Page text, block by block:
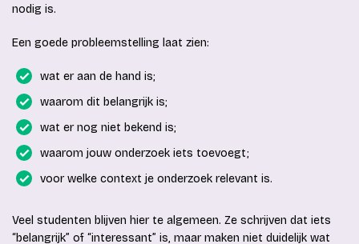
nodig is.
Een goede probleemstelling laat zien:
wat er aan de hand is;
waarom dit belangrijk is;
wat er nog niet bekend is;
waarom jouw onderzoek iets toevoegt;
voor welke context je onderzoek relevant is.
Veel studenten blijven hier te algemeen. Ze schrijven dat iets
“belangrijk” of “interessant” is, maar maken niet duidelijk wat